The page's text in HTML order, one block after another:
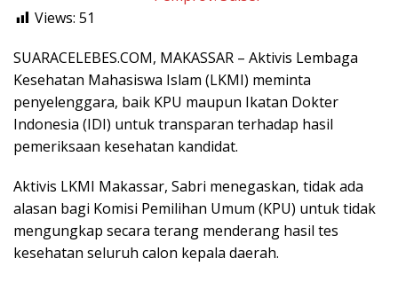
Views: 51
SUARACELEBES.COM, MAKASSAR – Aktivis Lembaga
Kesehatan Mahasiswa Islam (LKMI) meminta
penyelenggara, baik KPU maupun Ikatan Dokter
Indonesia (IDI) untuk transparan terhadap hasil
pemeriksaan kesehatan kandidat.
Aktivis LKMI Makassar, Sabri menegaskan, tidak ada
alasan bagi Komisi Pemilihan Umum (KPU) untuk tidak
mengungkap secara terang menderang hasil tes
kesehatan seluruh calon kepala daerah.